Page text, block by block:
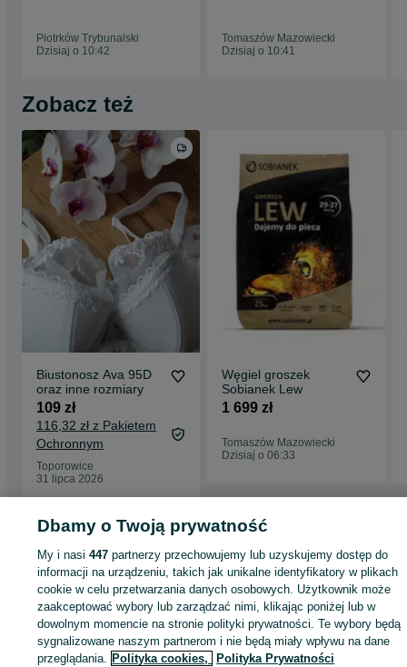
Piotrków Trybunalski
Dzisiaj o 10:42
Tomaszów Mazowiecki
Dzisiaj o 10:41
Zobacz też
Biustonosz Ava 95D
oraz inne rozmiary
109 zł
116,32 zł z Pakietem
Ochronnym
Toporowice
31 lipca 2026
Węgiel groszek
Sobianek Lew
1 699 zł
Tomaszów Mazowiecki
Dzisiaj o 06:33
Strona główna Dom i Ogród Ogrzewanie
Węgiel - Tychów
KATEGORIA
1041047112 Wyświetlenia:
Dbamy o Twoją prywatność
My i nasi447 partnerzy przechowujemy lub uzyskujemy dostęp do
informacji na urządzeniu, takich jak unikalne identyfikatory w plikach
cookie w celu przetwarzania danych osobowych. Użytkownik może
zaakceptować wybory lub zarządzać nimi, klikając poniżej lub w
dowolnym momencie na stronie polityki prywatności. Te wybory będą
sygnalizowane naszym partnerom i nie będą miały wpływu na dane
przeglądania. Polityka cookies, Polityka Prywatności